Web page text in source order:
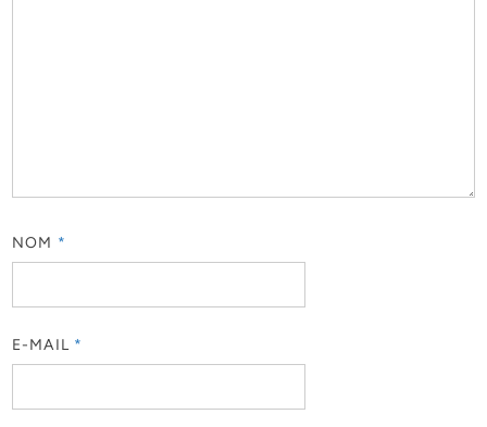
NOM *
E-MAIL *